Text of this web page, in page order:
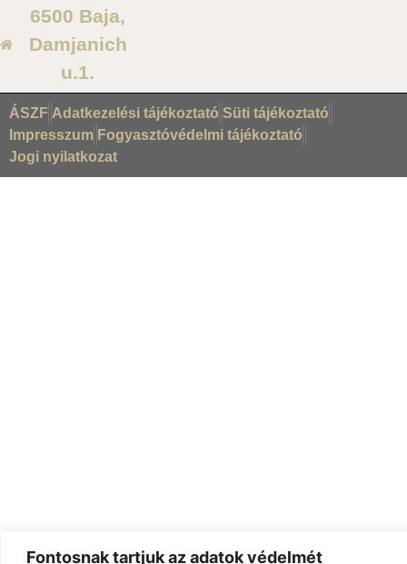
Fontosnak tartjuk az adatok védelmét
6500 Baja,
Damjanich
u.1.
ÁSZF Adatkezelési tájékoztató Süti tájékoztató
Impresszum Fogyasztóvédelmi tájékoztató
Jogi nyilatkozat